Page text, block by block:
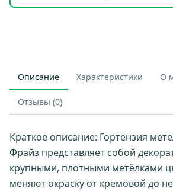
Описание Характеристики О
Отзывы (0)
Краткое описание: Гортензия
Фрайз представляет собой
крупными, плотными метёлками
меняют окраску от кремовой до